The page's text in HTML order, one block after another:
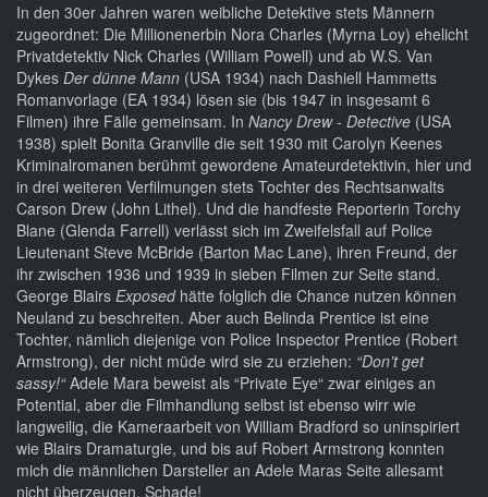
In den 30er Jahren waren weibliche Detektive stets Männern
zugeordnet: Die Millionenerbin Nora Charles (Myrna Loy) ehelicht
Privatdetektiv Nick Charles (William Powell) und ab W.S. Van
Dykes Der dünne Mann (USA 1934) nach Dashiell Hammetts
Romanvorlage (EA 1934) lösen sie (bis 1947 in insgesamt 6
Filmen) ihre Fälle gemeinsam. In Nancy Drew - Detective (USA
1938) spielt Bonita Granville die seit 1930 mit Carolyn Keenes
Kriminalromanen berühmt gewordene Amateurdetektivin, hier und
in drei weiteren Verfilmungen stets Tochter des Rechtsanwalts
Carson Drew (John Lithel). Und die handfeste Reporterin Torchy
Blane (Glenda Farrell) verlässt sich im Zweifelsfall auf Police
Lieutenant Steve McBride (Barton Mac Lane), ihren Freund, der
ihr zwischen 1936 und 1939 in sieben Filmen zur Seite stand.
George Blairs Exposedhätte folglich die Chance nutzen können
Neuland zu beschreiten. Aber auch Belinda Prentice ist eine
Tochter, nämlich diejenige von Police Inspector Prentice (Robert
Armstrong), der nicht müde wird sie zu erziehen: “Don’t get
sassy!“Adele Mara beweist als “Private Eye“ zwar einiges an
Potential, aber die Filmhandlung selbst ist ebenso wirr wie
langweilig, die Kameraarbeit von William Bradford so uninspiriert
wie Blairs Dramaturgie, und bis auf Robert Armstrong konnten
mich die männlichen Darsteller an Adele Maras Seite allesamt
nicht überzeugen. Schade!